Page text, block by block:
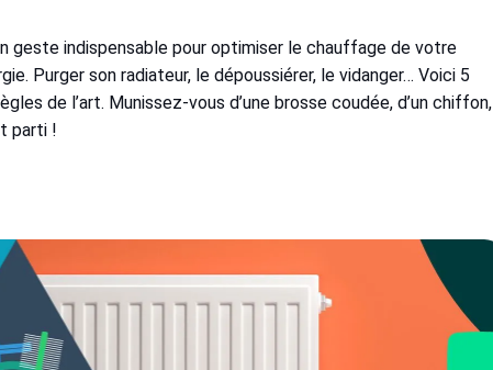
geste indispensable pour optimiser le chauffage de votre
Purger son radiateur, le dépoussiérer, le vidanger… Voici 5
de l’art. Munissez-vous d’une brosse coudée, d’un chiffon,
parti !